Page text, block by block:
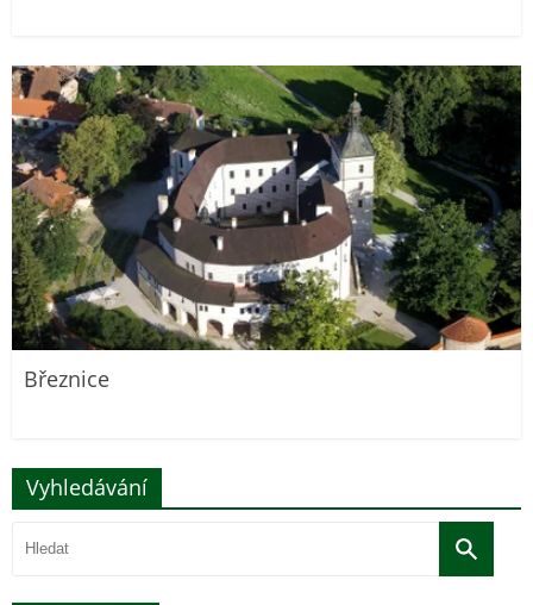
Březnice
Vyhledávání